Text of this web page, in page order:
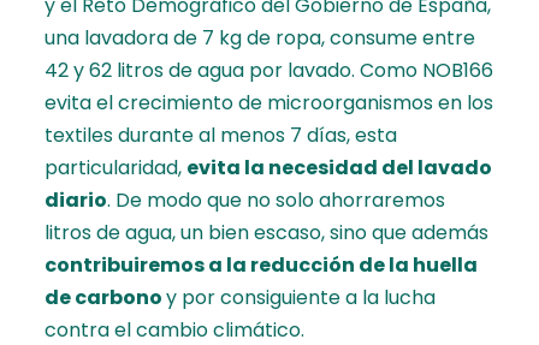
una lavadora de 7 kg de ropa, consume entre
42 y 62 litros de agua por lavado. Como NOB166
evita el crecimiento de microorganismos en los
textiles durante al menos 7 días, esta
particularidad, evita la necesidad del lavado
diario. De modo que no solo ahorraremos
litros de agua, un bien escaso, sino que además
contribuiremos a la reducción de la huella
de carbonoy por consiguiente a la lucha
contra el cambio climático.